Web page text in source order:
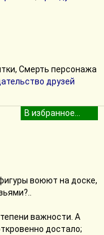
Смерть персонажа
друзей
воюют на доске,
важности. А
достало;